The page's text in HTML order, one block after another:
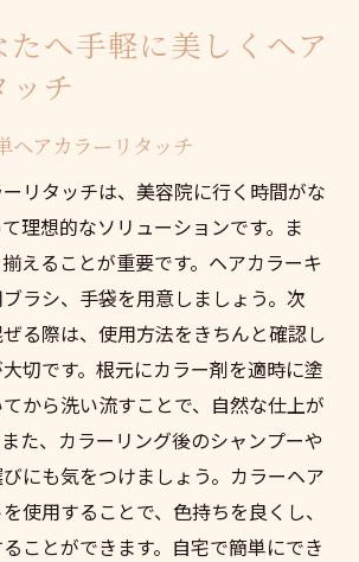
ヘアカラーの持ちを良くするコツ
アカラーを維持する方法
アでカラーを長持ちさせる
ーとコンディショナーの選び方
リートメントの活用法
ージを防ぐヘアケア法
策とヘアカラー保護
ンテナンスのためのプロダクト選
時短ヘアカラーリタッチ術
奨するリタッチアイテム
タッチのタイミングと頻度
上げるためのステップ
へ手軽に美しくヘア
ッチ
ヘアカラーリタッチ
リタッチは、美容院に行く時間がな
理想的なソリューションです。ま
えることが重要です。ヘアカラーキ
ラシ、手袋を用意しましょう。次
る際は、使用方法をきちんと確認し
切です。根元にカラー剤を適時に塗
から洗い流すことで、自然な仕上が
た、カラーリング後のシャンプーや
にも気をつけましょう。カラーヘア
使用することで、色持ちを良くし、
ことができます。自宅で簡単にでき